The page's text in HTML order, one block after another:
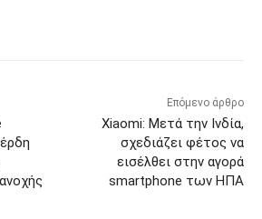
Επόμενο άρθρο
Xiaomi: Μετά την Ινδία,
σχεδιάζει φέτος να
εισέλθει στην αγορά
smartphone των ΗΠΑ